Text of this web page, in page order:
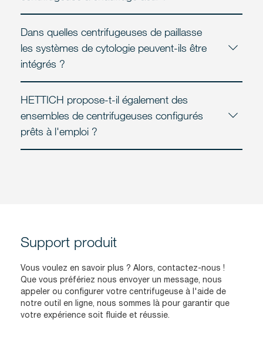
Dans quelles centrifugeuses de paillasse
les systèmes de cytologie peuvent-ils être
intégrés ?
HETTICH propose-t-il également des
ensembles de centrifugeuses configurés
prêts à l'emploi ?
Support produit
Vous voulez en savoir plus ? Alors, contactez-nous !
Que vous préfériez nous envoyer un message, nous
appeler ou configurer votre centrifugeuse à l'aide de
notre outil en ligne, nous sommes là pour garantir que
votre expérience soit fluide et réussie.